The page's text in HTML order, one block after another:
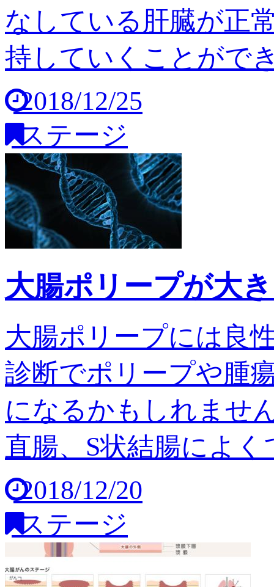
なしている肝臓が正
持していくことがで
2018/12/25
ステージ
大腸ポリープが大
大腸ポリープには良
診断でポリープや腫
になるかもしれませ
直腸、S状結腸によ
2018/12/20
ステージ